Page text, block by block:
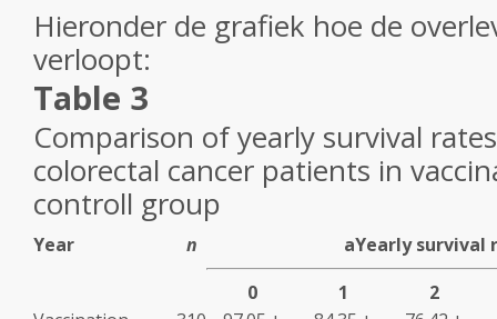
Hieronder de grafiek hoe de
verloopt:
Table 3
Comparison of yearly survival
colorectal cancer patients in
controll group
Year n aYearly survival
0
1
2